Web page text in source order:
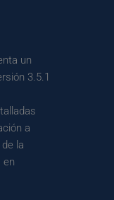
un
3.5.1
a
la
en